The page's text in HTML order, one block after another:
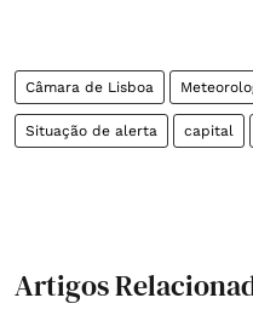
Câmara de Lisboa
Situação de alerta capital
Artigos